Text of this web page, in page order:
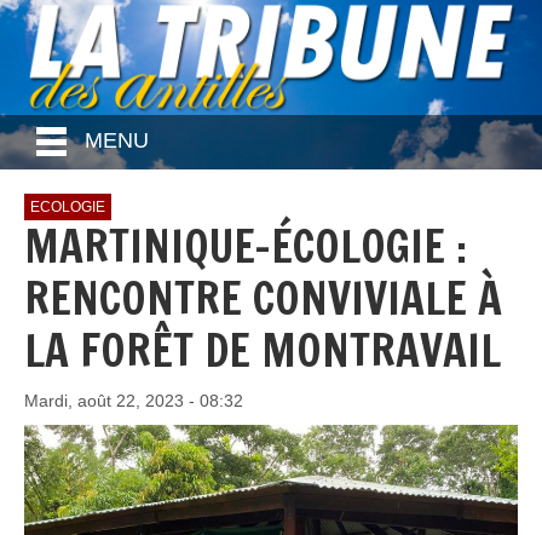
MENU
ECOLOGIE
MARTINIQUE-ÉCOLOGIE :
RENCONTRE CONVIVIALE À
LA FORÊT DE MONTRAVAIL
Mardi, août 22, 2023 - 08:32